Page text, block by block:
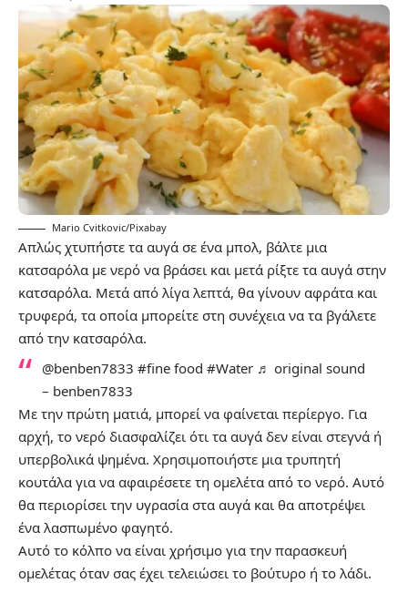
Mario Cvitkovic/Pixabay
Απλώς χτυπήστε τα αυγά σε ένα μπολ, βάλτε μια
κατσαρόλα με νερό να βράσει και μετά ρίξτε τα αυγά στην
κατσαρόλα. Μετά από λίγα λεπτά, θα γίνουν αφράτα και
τρυφερά, τα οποία μπορείτε στη συνέχεια να τα βγάλετε
από την κατσαρόλα.
@benben7833 #finefood #Water ♬ original sound
– benben7833
Με την πρώτη ματιά, μπορεί να φαίνεται περίεργο. Για
αρχή, το νερό διασφαλίζει ότι τα αυγά δεν είναι στεγνά ή
υπερβολικά ψημένα. Χρησιμοποιήστε μια τρυπητή
κουτάλα για να αφαιρέσετε τη ομελέτα από το νερό. Αυτό
θα περιορίσει την υγρασία στα αυγά και θα αποτρέψει
ένα λασπωμένο φαγητό.
Αυτό το κόλπο να είναι χρήσιμο για την παρασκευή
ομελέτας όταν σας έχει τελειώσει το βούτυρο ή το λάδι.